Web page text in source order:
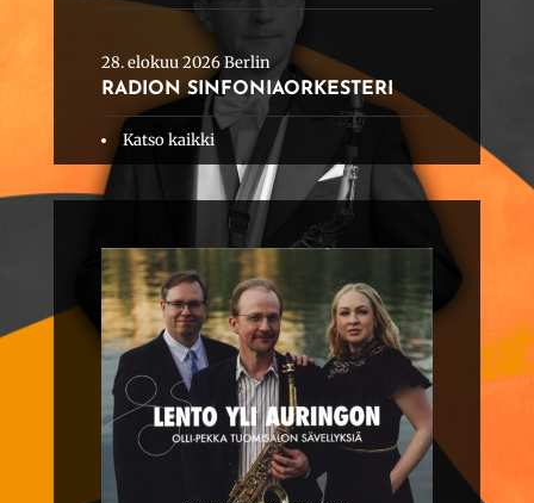
28. elokuu 2026 Berlin
RADION SINFONIAORKESTERI
Katso kaikki